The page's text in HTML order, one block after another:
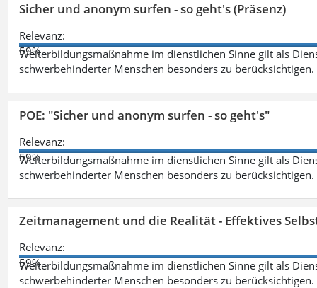
Sicher und anonym surfen - so geht's (Präsenz)
Relevanz:
59%
Weiterbildungsmaßnahme im dienstlichen Sinne gilt als
schwerbehinderter Menschen besonders zu berücksichtigen.
POE: "Sicher und anonym surfen - so geht's"
Relevanz:
59%
Weiterbildungsmaßnahme im dienstlichen Sinne gilt als
schwerbehinderter Menschen besonders zu berücksichtigen.
Zeitmanagement und die Realität - Effektives
Relevanz:
59%
Weiterbildungsmaßnahme im dienstlichen Sinne gilt als
schwerbehinderter Menschen besonders zu berücksichtigen.